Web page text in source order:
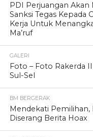
PDI Perjuangan
Sanksi Tegas Kepada
Kerja Untuk
Ma’ruf
GALERI
Foto – Foto Rakerda
Sul-Sel
BM BERGERAK
Mendekati Pemilihan,
Diserang Berita Hoax